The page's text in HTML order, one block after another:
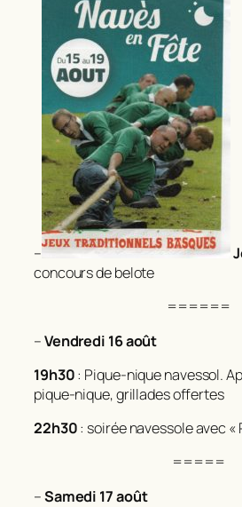
–
concours de belote
======
–Vendredi 16 août
19h30: Pique-nique navessol.
pique-nique, grillades offertes
22h30: soirée navessole avec «
=====
–Samedi 17 août